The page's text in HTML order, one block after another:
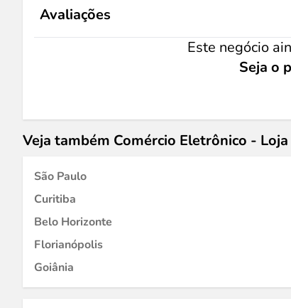
Avaliações
Este negócio
Seja o
Veja também Comércio Eletrônico -
São Paulo
Curitiba
Belo Horizonte
Florianópolis
Goiânia